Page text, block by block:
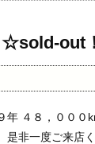
out
年 ４８，００
是非一度ご来店